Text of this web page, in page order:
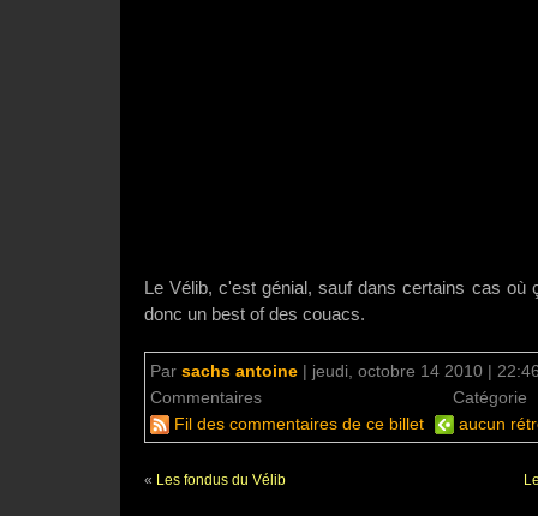
Le Vélib, c'est génial, sauf dans certains cas où
donc un best of des couacs.
Par sachs antoine | jeudi, octobre 14 2010 |
Commentaires
Catégorie
Fil des commentaires de ce billet
aucun
« Les fondus du Vélib